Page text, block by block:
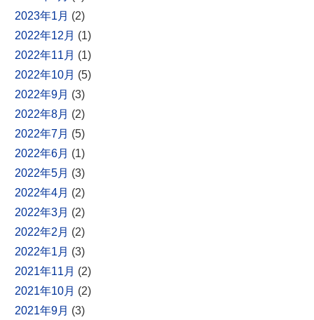
2023年1月 (2)
2022年12月 (1)
2022年11月 (1)
2022年10月 (5)
2022年9月 (3)
2022年8月 (2)
2022年7月 (5)
2022年6月 (1)
2022年5月 (3)
2022年4月 (2)
2022年3月 (2)
2022年2月 (2)
2022年1月 (3)
2021年11月 (2)
2021年10月 (2)
2021年9月 (3)